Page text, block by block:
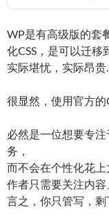
WP是有高级版的套
化CSS，是可以迁
实际堪忧，实际昂贵
很显然，使用官方
必然是一位想要专
务，
而不会在个性化花上
作者只需要关注内
言之，你只管写，剩